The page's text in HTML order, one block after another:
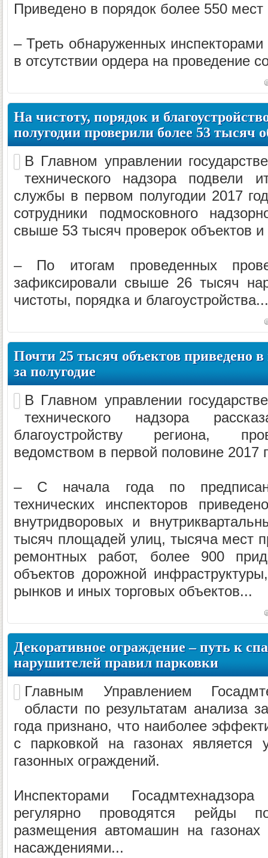
Приведено в порядок более 550
– Треть обнаруженных
в отсутствии ордера на проведение
На чистоту, порядок и
полугодии проверили более 53 тысяч
В Главном управлении
технического надзора подвели
службы в первом полугодии 2017
сотрудники подмосковного
свыше 53 тысяч проверок объектов и
– По итогам проведенных
зафиксировали свыше 26 тысяч
чистоты, порядка и благоустройства...
Почти 25 тысяч объектов приведено
за полугодие
В Главном управлении
технического надзора
благоустройству региона,
ведомством в первой половине 2017
– С начала года по
технических инспекторов
внутридворовых и
тысяч площадей улиц, тысяча мест
ремонтных работ, более 900
объектов дорожной
рынков и иных торговых объектов...
Декоративное ограждение – путь к
нарушителей правил парковки
Главным Управлением
области по результатам анализа
года признано, что наиболее
с парковкой на газонах является
газонных ограждений.
Инспекторами
регулярно проводятся рейды
размещения автомашин на
насаждениями...